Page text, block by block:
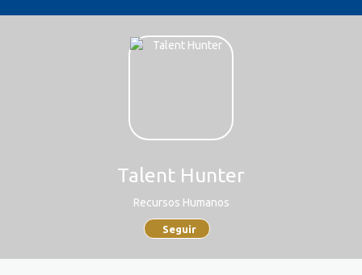
Talent Hunter
Recursos Humanos
Seguir